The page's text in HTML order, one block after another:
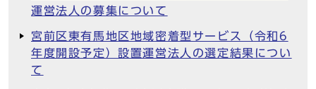
運営法人の募集について
宮前区東有馬地区地域密着型サービス（令和6
年度開設予定）設置運営法人の選定結果につい
て